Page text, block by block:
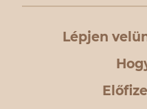
Lépjen